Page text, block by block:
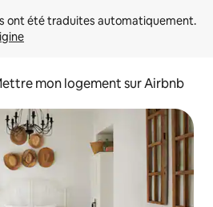
mon logement sur Airbnb